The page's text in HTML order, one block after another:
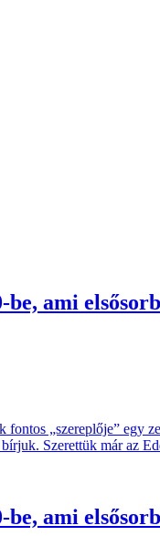
ami
„szereplője” egy
bírjuk. Szerettük már az
ami